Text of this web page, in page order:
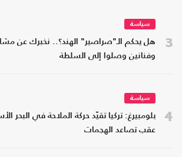
3
سياسة
هل يحكم الـ"صراصير" الهند؟.. نخبرك عن
وفنانين وصلوا إلى السلطة
4
سياسة
بلومبيرغ: تركيا تقيّد حركة الملاحة في البحر
عقب تصاعد الهجمات